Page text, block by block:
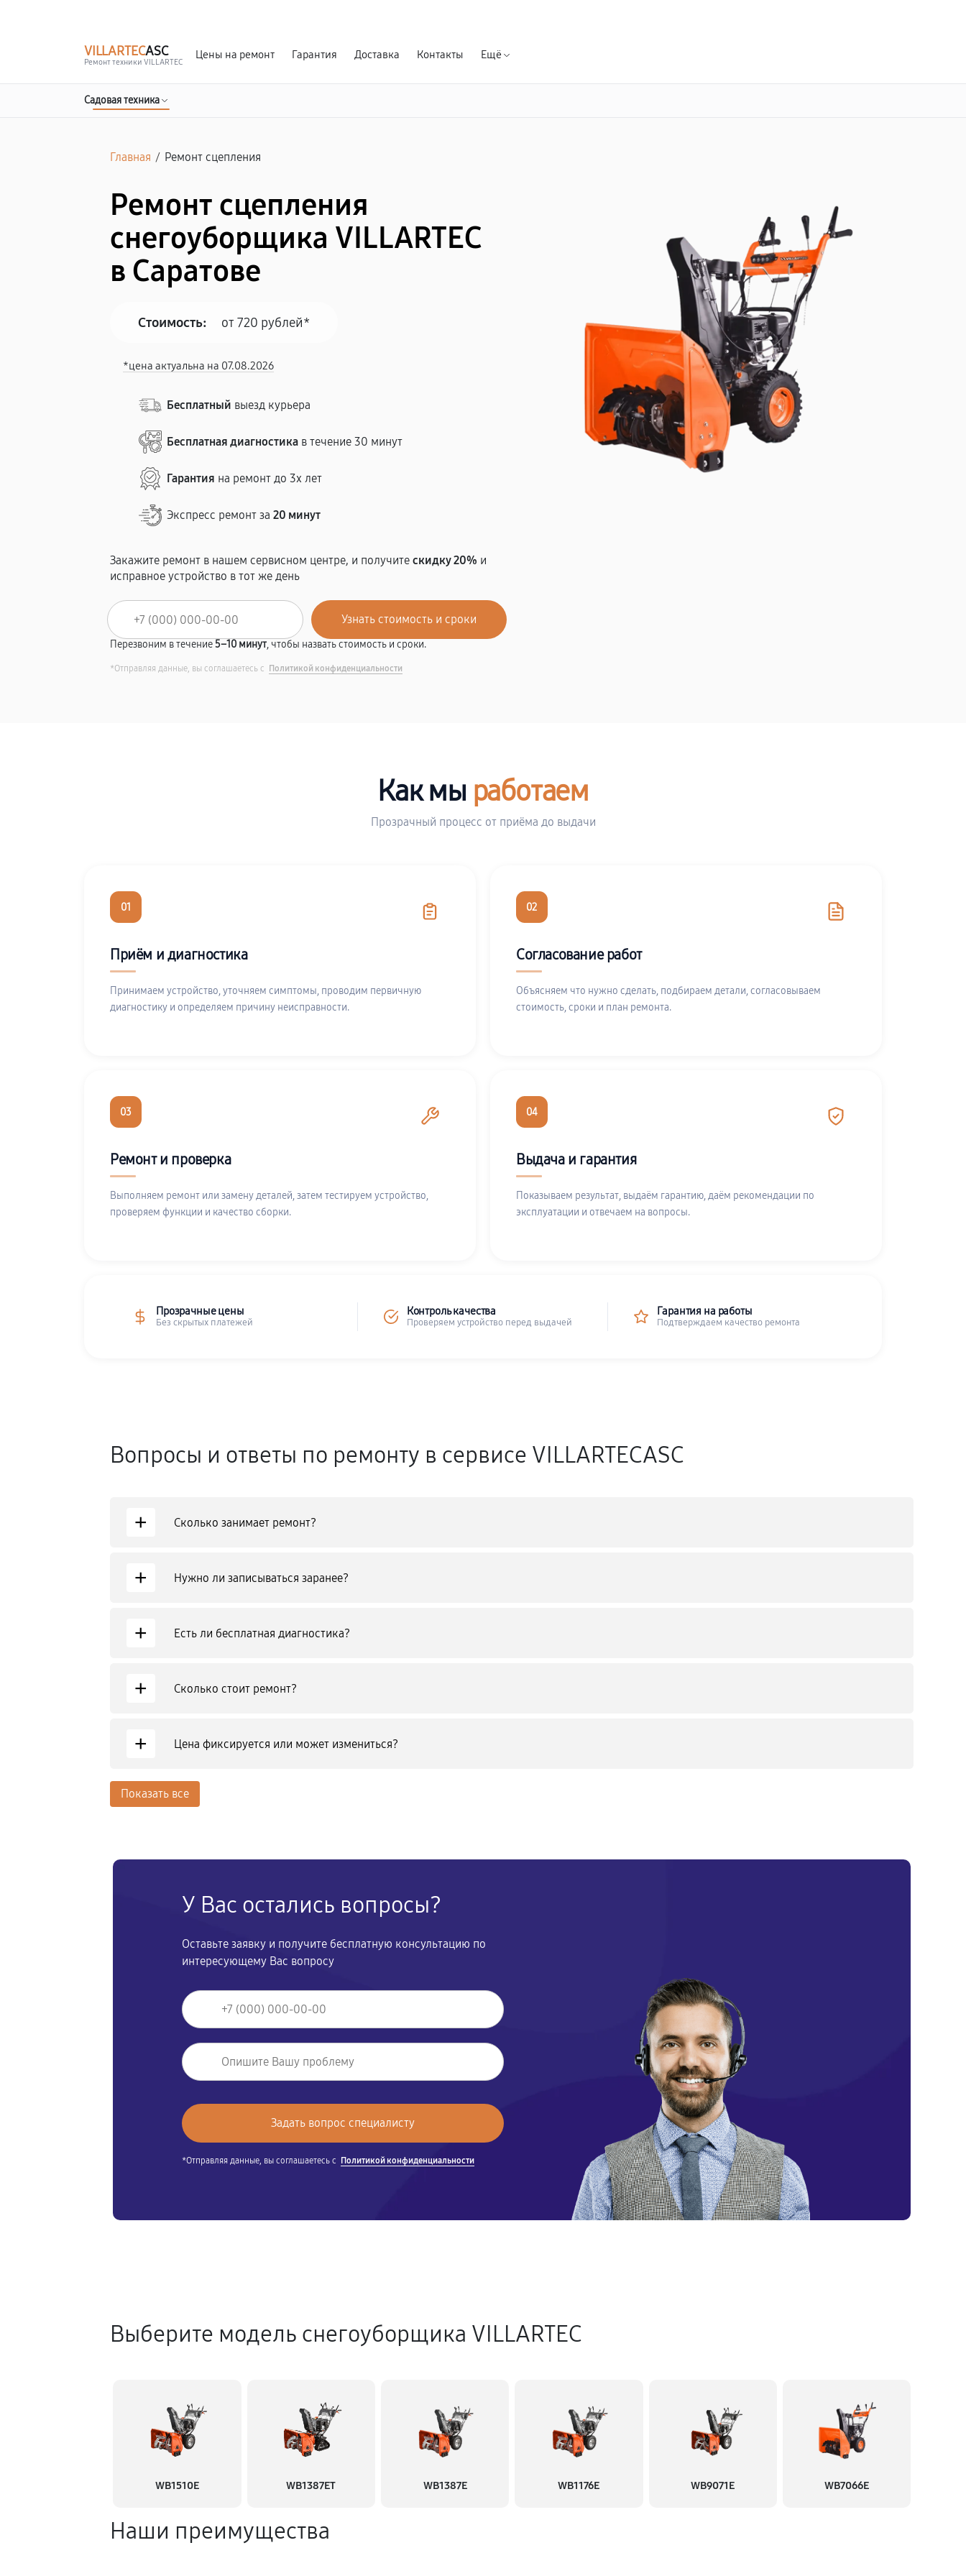
VILLARTECASC
Ремонт техники VILLARTEC
Цены на ремонт Гарантия Доставка Контакты Ещё
Садовая техника
Главная / Ремонт сцепления
Ремонт сцепления
снегоуборщика VILLARTEC
в Саратове
Стоимость: от 720 рублей*
*цена актуальна на 07.08.2026
Бесплатный выезд курьера
Бесплатная диагностика в течение 30 минут
Гарантия на ремонт до 3х лет
Экспресс ремонт за20 минут
Закажите ремонт в нашем сервисном центре, и получитескидку 20% и
исправное устройство в тот же день
Перезвоним в течение5–10 минут, чтобы назвать стоимость и сроки.
*Отправляя данные, вы соглашаетесь с Политикой конфиденциальности
Как мы работаем
Прозрачный процесс от приёма до выдачи
01
Приём и диагностика
Принимаем устройство, уточняем симптомы, проводим первичную
диагностику и определяем причину неисправности.
02
Согласование работ
Объясняем что нужно сделать, подбираем детали, согласовываем
стоимость, сроки и план ремонта.
03
Ремонт и проверка
Выполняем ремонт или замену деталей, затем тестируем устройство,
проверяем функции и качество сборки.
04
Выдача и гарантия
Показываем результат, выдаём гарантию, даём рекомендации по
эксплуатации и отвечаем на вопросы.
Прозрачные цены
Без скрытых платежей
Контроль качества
Проверяем устройство перед выдачей
Гарантия на работы
Подтверждаем качество ремонта
Вопросы и ответы по ремонту в сервисе VILLARTECASC
+ Сколько занимает ремонт?
+ Нужно ли записываться заранее?
+ Есть ли бесплатная диагностика?
+ Сколько стоит ремонт?
+ Цена фиксируется или может измениться?
Показать все
У Вас остались вопросы?
Оставьте заявку и получите бесплатную консультацию по
интересующему Вас вопросу
*Отправляя данные, вы соглашаетесь с Политикой конфиденциальности
Выберите модель снегоуборщика VILLARTEC
WB1510E WB1387ET WB1387E WB1176E WB9071E WB7066E
Наши преимущества